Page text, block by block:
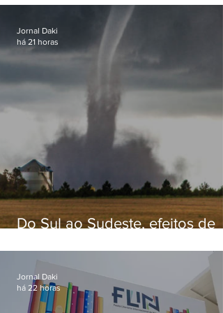
Do Sul ao Sudeste, efeitos de
apreensão na população
Jornal Daki
há 21 horas
Jornal Daki
há 22 horas